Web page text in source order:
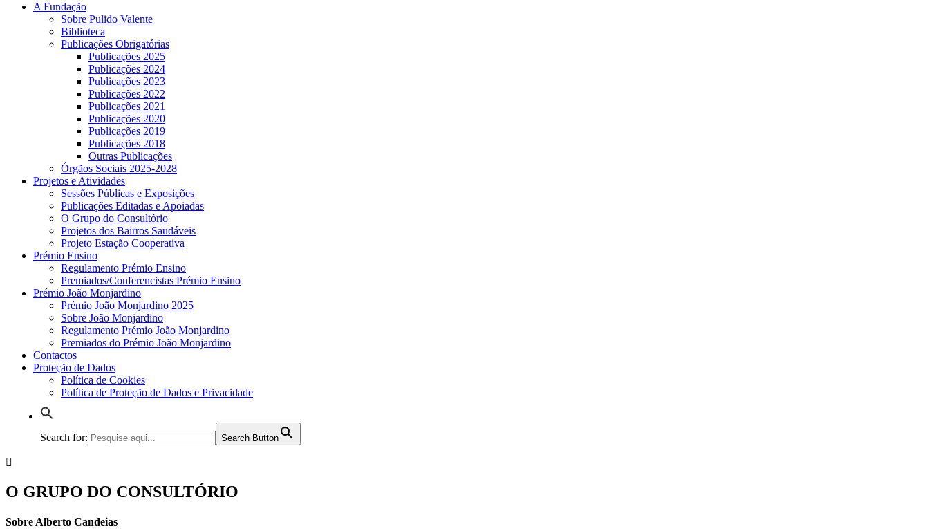
A Fundação
Sobre Pulido Valente
Biblioteca
Publicações Obrigatórias
Publicações 2025
Publicações 2024
Publicações 2023
Publicações 2022
Publicações 2021
Publicações 2020
Publicações 2019
Publicações 2018
Outras Publicações
Órgãos Sociais 2025-2028
Projetos e Atividades
Sessões Públicas e Exposições
Publicações Editadas e Apoiadas
O Grupo do Consultório
Projetos dos Bairros Saudáveis
Projeto Estação Cooperativa
Prémio Ensino
Regulamento Prémio Ensino
Premiados/Conferencistas Prémio Ensino
Prémio João Monjardino
Prémio João Monjardino 2025
Sobre João Monjardino
Regulamento Prémio João Monjardino
Premiados do Prémio João Monjardino
Contactos
Proteção de Dados
Política de Cookies
Política de Proteção de Dados e Privacidade
Search for: Search Button
O GRUPO DO CONSULTÓRIO
Sobre Alberto Candeias